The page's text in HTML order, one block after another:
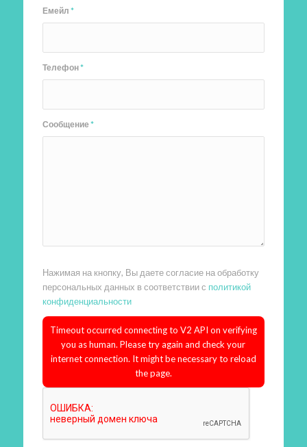
Емейл*
Телефон*
Сообщение*
Нажимая на кнопку, Вы даете согласие на обработку
персональных данных в соответствии с политикой
конфиденциальности
Timeout occurred connecting to V2 API on verifying
you as human. Please try again and check your
internet connection. It might be necessary to reload
the page.